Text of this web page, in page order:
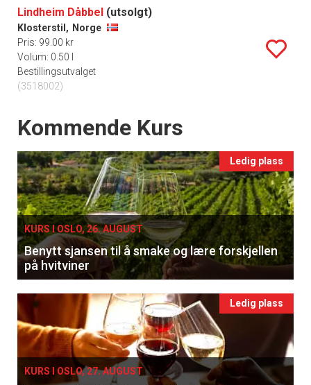
Lindheim Dåbbel (utsolgt)
Klosterstil, Norge
Pris: 99.00 kr
Volum: 0.50 l
Bestillingsutvalget
(3518002)
Events
Kommende Kurs
Ledig plass
KURS I OSLO, 26. AUGUST
Benytt sjansen til å smake og lære forskjellen
på hvitviner
Ledig plass
KURS I OSLO, 27. AUGUST